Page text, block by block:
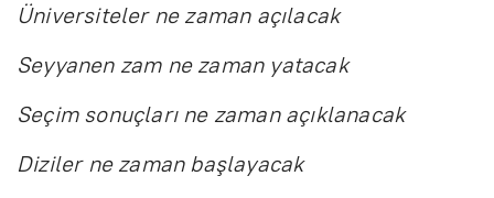
Üniversiteler ne zaman açılacak
Seyyanen zam ne zaman yatacak
Seçim sonuçları ne zaman açıklanacak
Diziler ne zaman başlayacak